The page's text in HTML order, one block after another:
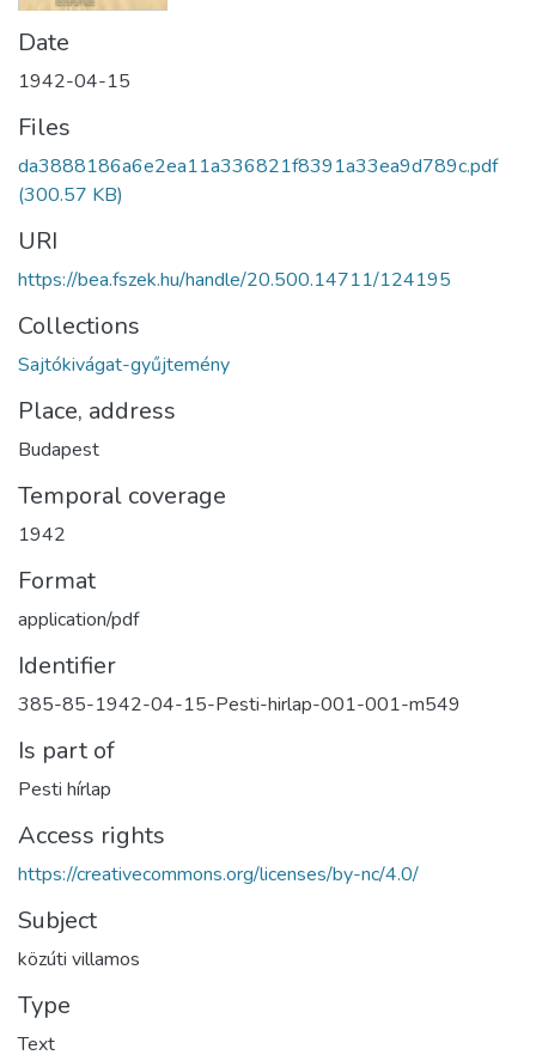
Date
1942-04-15
Files
da3888186a6e2ea11a336821f8391a33ea9d789c.pdf
(300.57 KB)
URI
https://bea.fszek.hu/handle/20.500.14711/124195
Collections
Sajtókivágat-gyűjtemény
Place, address
Budapest
Temporal coverage
1942
Format
application/pdf
Identifier
385-85-1942-04-15-Pesti-hirlap-001-001-m549
Is part of
Pesti hírlap
Access rights
https://creativecommons.org/licenses/by-nc/4.0/
Subject
közúti villamos
Type
Text